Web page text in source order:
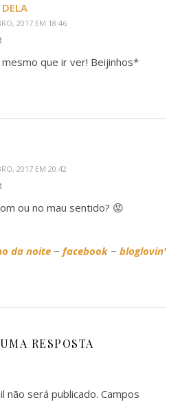
DELA
2017 EM 18:46
que ir ver! Beijinhos*
2017 EM 20:42
ou no mau sentido? 😡
da noite ~ facebook ~ bloglovin'
RESPOSTA
não será publicado. Campos